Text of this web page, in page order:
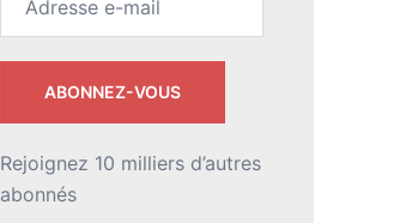
ABONNEZ-VOUS
Rejoignez 10 milliers d’autres
abonnés